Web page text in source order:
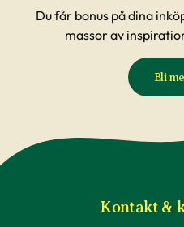
Du får bonus på dina
massor av
Bli
Kontakt &